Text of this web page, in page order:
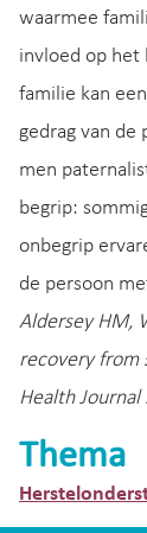
waarmee
invloed op het
familie kan
gedrag van de
men
begrip:
onbegrip
de persoon
Aldersey HM,
recovery from
Health Journal
Thema